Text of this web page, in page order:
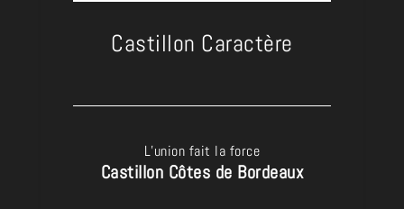
Castillon Caractère
L’union fait la force
Castillon Côtes de Bordeaux